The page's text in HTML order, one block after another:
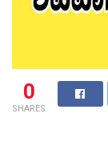
0
SHARES